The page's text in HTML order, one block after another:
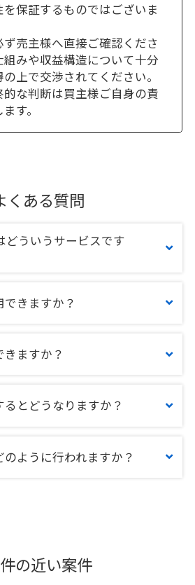
保証するものではございま
売主様へ直接ご確認くださ
みや収益構造について十分
上で交渉されてください。
な判断は買主様ご自身の責
す。
くある質問
どういうサービスです
きますか？
ますか？
とどうなりますか？
ように行われますか？
の近い案件